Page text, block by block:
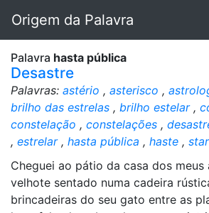
Origem da Palavra
Palavra hasta pública
Desastre
Palavras: astério , asterisco ,
brilho das estrelas , brilho estelar,
constelação , constelações ,
, estrelar, hasta pública , haste , star
Cheguei ao pátio da casa dos meus
velhote sentado numa cadeira
brincadeiras do seu gato entre as